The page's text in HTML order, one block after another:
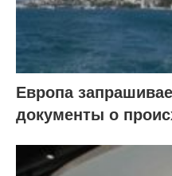
Европа
документы о